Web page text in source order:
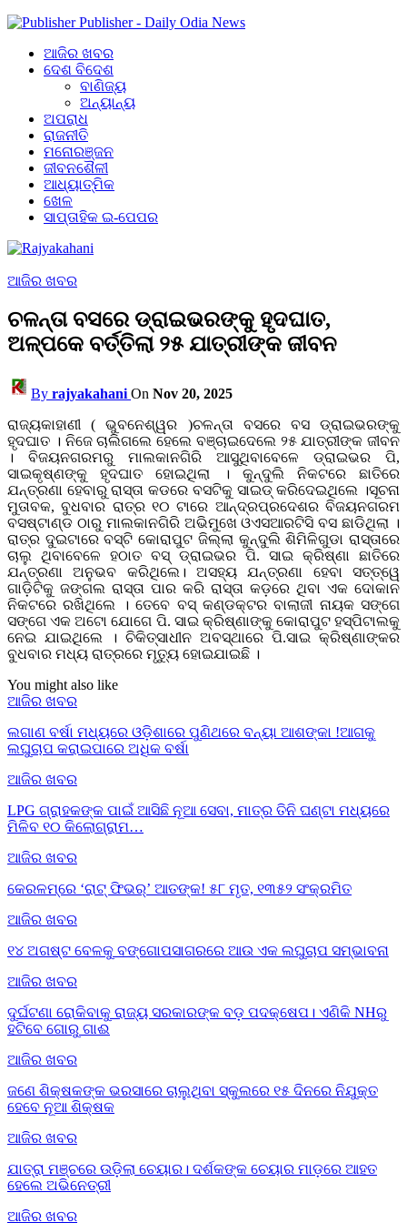
Publisher - Daily Odia News
ଆଜିର ଖବର
ଦେଶ ବିଦେଶ
ବାଣିଜ୍ୟ
ଅନ୍ୟାନ୍ୟ
ଅପରାଧ
ରାଜନୀତି
ମନୋରଞ୍ଜନ
ଜୀବନଶୈଳୀ
ଆଧ୍ୟାତ୍ମିକ
ଖେଳ
ସାପ୍ତାହିକ ଇ-ପେପର
ଆଜିର ଖବର
ଚଳନ୍ତା ବସରେ ଡ୍ରାଇଭରଙ୍କୁ ହୃଦଘାତ,
ଅଳ୍ପକେ ବର୍ତ୍ତିଲା ୨୫ ଯାତ୍ରୀଙ୍କ ଜୀବନ
By rajyakahani On Nov 20, 2025
ରାଜ୍ୟକାହାଣୀ ( ଭୁବନେଶ୍ୱର )ଚଳନ୍ତା ବସରେ ବସ ଡ୍ରାଇଭରଙ୍କୁ
ହୃଦଘାତ । ନିଜେ ଚାଲିଗଲେ ହେଲେ ବଞ୍ଚାଇଦେଲେ ୨୫ ଯାତ୍ରୀଙ୍କ ଜୀବନ
। ବିଜୟନଗରମରୁ ମାଲକାନଗିରି ଆସୁଥିବାବେଳେ ଡ୍ରାଇଭର ପି,
ସାଇକୃଷ୍ଣଙ୍କୁ ହୃଦଘାତ ହୋଇଥିଲା । କୁନ୍ଦୁଲି ନିକଟରେ ଛାତିରେ
ଯନ୍ତ୍ରଣା ହେବାରୁ ରାସ୍ତା କଡରେ ବସଟିକୁ ସାଇଡ୍ କରିଦେଇଥିଲେ ।ସୂଚନା
ମୁତାବକ, ବୁଧବାର ରାତ୍ର ୧୦ ଟାରେ ଆନ୍ଦ୍ରପ୍ରଦେଶର ବିଜୟନଗରମ
ବସଷ୍ଟାଣ୍ଡ ଠାରୁ ମାଲକାନଗିରି ଅଭିମୁଖେ ଓଏସଆରଟିସି ବସ ଛାଡିଥିଲା ।
ରାତ୍ର ଦୁଇଟାରେ ବସ୍ଟି କୋରାପୁଟ ଜିଲ୍ଲା କୁନ୍ଦୁଲି ଶିମିଳିଗୁଡା ରାସ୍ତାରେ
ଚାଲୁ ଥିବାବେଳେ ହଠାତ ବସ୍ ଡ୍ରାଇଭର ପି. ସାଇ କ୍ରିଷ୍ଣା ଛାତିରେ
ଯନ୍ତ୍ରଣା ଅନୁଭବ କରିଥିଲେ। ଅସହ୍ୟ ଯନ୍ତ୍ରଣା ହେବା ସତ୍ତ୍ୱେ
ଗାଡ଼ିଟିକୁ ଜଙ୍ଗଲ ରାସ୍ତା ପାର କରି ରାସ୍ତା କଡ଼ରେ ଥିବା ଏକ ଦୋକାନ
ନିକଟରେ ରଖିଥିଲେ । ତେବେ ବସ୍ କଣ୍ଡକ୍ଟର ବାଲାଜୀ ନାୟକ ସଙ୍ଗେ
ସଙ୍ଗେ ଏକ ଅଟୋ ଯୋଗେ ପି. ସାଇ କ୍ରିଷ୍ଣାଙ୍କୁ କୋରାପୁଟ ହସ୍ପିଟାଲକୁ
ନେଇ ଯାଇଥିଲେ । ଚିକିତ୍ସାଧୀନ ଅବସ୍ଥାରେ ପି.ସାଇ କ୍ରିଷ୍ଣାଙ୍କର
ବୁଧବାର ମଧ୍ୟ ରାତ୍ରରେ ମୃତ୍ୟୁ ହୋଇଯାଇଛି ।
You might also like
ଆଜିର ଖବର
ଲଗାଣ ବର୍ଷା ମଧ୍ୟରେ ଓଡ଼ିଶାରେ ପୁଣିଥରେ ବନ୍ୟା ଆଶଙ୍କା !ଆଗକୁ
ଲଘୁଚାପ କରାଇପାରେ ଅଧିକ ବର୍ଷା
ଆଜିର ଖବର
LPG ଗ୍ରାହକଙ୍କ ପାଇଁ ଆସିଛି ନୂଆ ସେବା, ମାତ୍ର ତିନି ଘଣ୍ଟା ମଧ୍ୟରେ
ମିଳିବ ୧୦ କିଲୋଗ୍ରାମ…
ଆଜିର ଖବର
କେରଳମ୍‌ରେ ‘ରାଟ୍ ଫିଭର୍’ ଆତଙ୍କ! ୫୮ ମୃତ, ୧୩୫୨ ସଂକ୍ରମିତ
ଆଜିର ଖବର
୧୪ ଅଗଷ୍ଟ ବେଳକୁ ବଙ୍ଗୋପସାଗରରେ ଆଉ ଏକ ଲଘୁଚାପ ସମ୍ଭାବନା
ଆଜିର ଖବର
ଦୁର୍ଘଟଣା ରୋକିବାକୁ ରାଜ୍ୟ ସରକାରଙ୍କ ବଡ଼ ପଦକ୍ଷେପ। ଏଣିକି NHରୁ
ହଟିବେ ଗୋରୁ ଗାଈ
ଆଜିର ଖବର
ଜଣେ ଶିକ୍ଷକଙ୍କ ଭରସାରେ ଚାଲୁଥିବା ସ୍କୁଲରେ ୧୫ ଦିନରେ ନିଯୁକ୍ତ
ହେବେ ନୂଆ ଶିକ୍ଷକ
ଆଜିର ଖବର
ଯାତ୍ରା ମଞ୍ଚରେ ଉଡ଼ିଲା ଚେୟାର। ଦର୍ଶକଙ୍କ ଚେୟାର ମାଡ଼ରେ ଆହତ
ହେଲେ ଅଭିନେତ୍ରୀ
ଆଜିର ଖବର